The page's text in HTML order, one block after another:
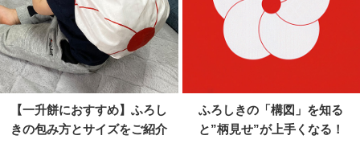
【一升餅におすすめ】ふろし
きの包み方とサイズをご紹介
ふろしきの「構図」を知る
と”柄見せ”が上手くなる！